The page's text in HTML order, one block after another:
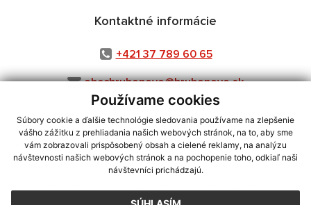
Používame cookies
Súbory cookie a ďalšie technológie sledovania používame na zlepšenie
vášho zážitku z prehliadania našich webových stránok, na to, aby sme
vám zobrazovali prispôsobený obsah a cielené reklamy, na analýzu
návštevnosti našich webových stránok a na pochopenie toho, odkiaľ naši
návštevníci prichádzajú.
Kontaktné informácie
+421 37 789 60 65
obechrubonovo@hrubonovo.sk
využite možnosť získavania aktuálnych informácií s využitím RSS
CMS systém (redakčný) systém ECHELON 2,Mapa stránok,web portál
webex.digital, s.r.o.,domény,registrácia domény